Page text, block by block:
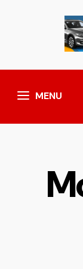
MENU